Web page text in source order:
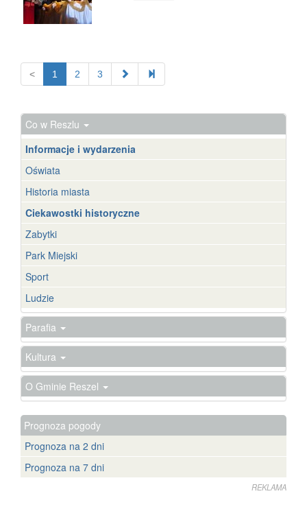
< 1 2 3
Co w Reszlu
Informacje i wydarzenia
Oświata
Historia miasta
Ciekawostki historyczne
Zabytki
Park Miejski
Sport
Ludzie
Parafia
Kultura
O Gminie Reszel
Prognoza pogody
Prognoza na 2 dni
Prognoza na 7 dni
REKLAMA